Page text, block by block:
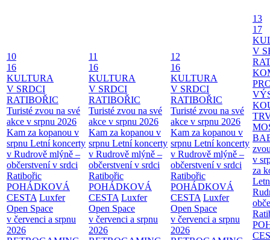
10
16
KULTURA
V SRDCI
RATIBOŘIC
Turisté zvou na své
akce v srpnu 2026
Kam za kopanou v
srpnu Letní koncerty
v Rudrově mlýně –
občerstvení v srdci
Ratibořic
POHÁDKOVÁ
CESTA Luxfer
Open Space
v červenci a srpnu
2026
11
16
KULTURA
V SRDCI
RATIBOŘIC
Turisté zvou na své
akce v srpnu 2026
Kam za kopanou v
srpnu Letní koncerty
v Rudrově mlýně –
občerstvení v srdci
Ratibořic
POHÁDKOVÁ
CESTA Luxfer
Open Space
v červenci a srpnu
2026
12
16
KULTURA
V SRDCI
RATIBOŘIC
Turisté zvou na své
akce v srpnu 2026
Kam za kopanou v
srpnu Letní koncerty
v Rudrově mlýně –
občerstvení v srdci
Ratibořic
POHÁDKOVÁ
CESTA Luxfer
Open Space
v červenci a srpnu
2026
13
17
V
v
za